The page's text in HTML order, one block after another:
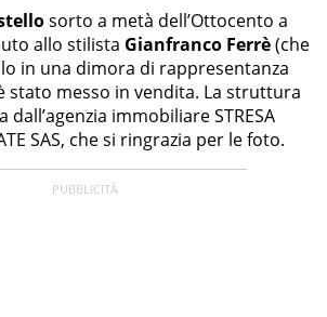
sorto a metà dell’Ottocento a
allo stilista Gianfranco Ferrè(che
in una dimora di rappresentanza
stato messo in vendita. La struttura
dall’agenzia immobiliare STRESA
SAS, che si ringrazia per le foto.